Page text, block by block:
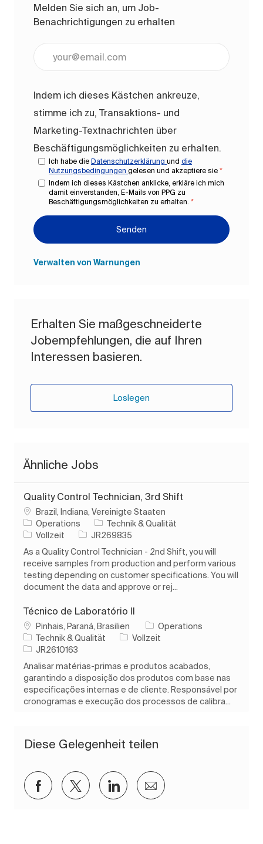
Melden Sie sich an, um Job-
Benachrichtigungen zu erhalten
Indem ich dieses Kästchen ankreuze,
stimme ich zu, Transaktions- und
Marketing-Textnachrichten über
Beschäftigungsmöglichkeiten zu erhalten.
Ich habe die Datenschutzerklärung und die
Nutzungsbedingungen gelesen und akzeptiere sie *
Indem ich dieses Kästchen anklicke, erkläre ich mich
damit einverstanden, E-Mails von PPG zu
Beschäftigungsmöglichkeiten zu erhalten. *
Senden
Verwalten von Warnungen
Erhalten Sie maßgeschneiderte
Jobempfehlungen, die auf Ihren
Interessen basieren.
Loslegen
Ähnliche Jobs
Quality Control Technician, 3rd Shift
Ort
Brazil, Indiana, Vereinigte Staaten
Operations
Kategorie
Technik & Qualität
Auftragstyp
Vollzeit Auftrags-ID
JR269835
As a Quality Control Technician - 2nd Shift, you will
receive samples from production and perform various
testing depending on customer specifications. You will
document the data and approve or rej...
Técnico de Laboratório II
Ort Pinhais, Paraná, Brasilien
Operations
Kategorie
Technik & Qualität Auftragstyp
Vollzeit
Auftrags-ID
JR2610163
Analisar matérias-primas e produtos acabados,
garantindo a disposição dos produtos com base nas
especificações internas e de cliente. Responsável por
cronogramas e execução dos processos de calibra...
Diese Gelegenheit teilen
Über Facebook teilen
Über Twitter teilen
Über LinkedIn teilen
Per E-Mail teilen